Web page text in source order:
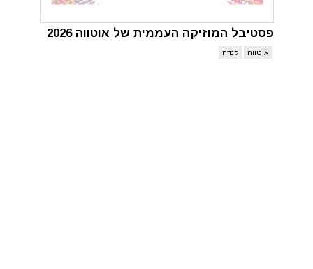
פסטיבל המוזיקה העממית של אוטווה 2026
אוטווה קנדה